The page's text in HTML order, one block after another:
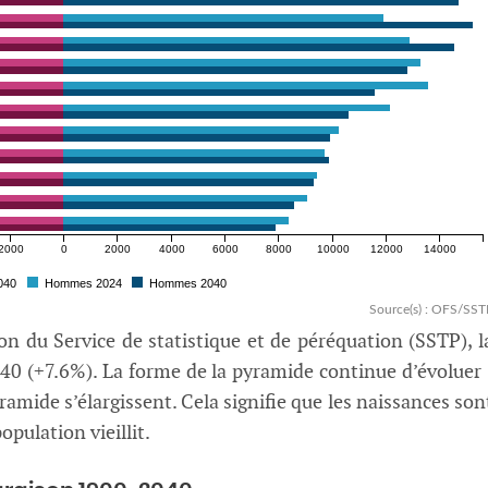
0 2000 4000 6000 8000 10000 12000 14000
Hommes 2024
Hommes 2040
Source(s) : OFS/
du Service de statistique et de péréquation (SSTP),
(+7.6%). La forme de la pyramide continue d’évoluer
s’élargissent. Cela signifie que les naissances
vieillit.